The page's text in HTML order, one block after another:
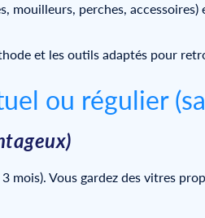
perches,
et les outils adaptés pour
ou régulier
mois). Vous gardez des vitres